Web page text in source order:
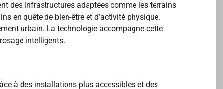
des infrastructures adaptées comme les terrains
en quête de bien-être et d’activité physique.
urbain. La technologie accompagne cette
intelligents.
à des installations plus accessibles et des